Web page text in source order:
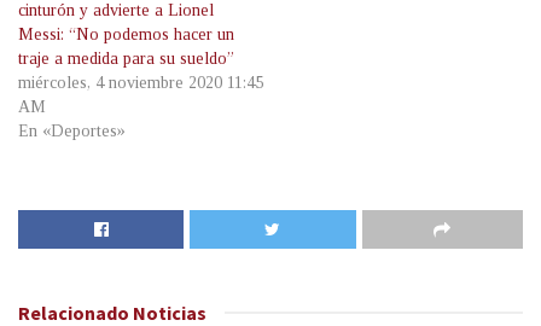
cinturón y advierte a Lionel
Messi: “No podemos hacer un
traje a medida para su sueldo”
miércoles, 4 noviembre 2020 11:45
AM
En «Deportes»
Relacionado Noticias